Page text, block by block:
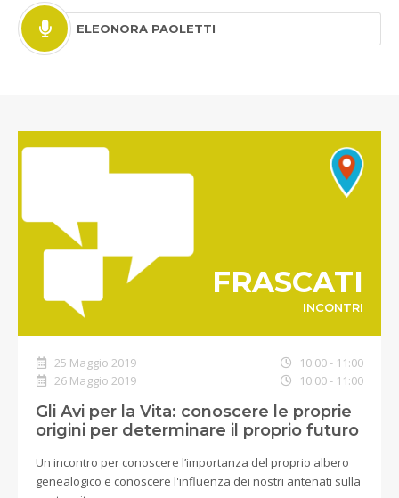
ELEONORA PAOLETTI
FRASCATI
INCONTRI
25 Maggio 2019
10:00 - 11:00
26 Maggio 2019
10:00 - 11:00
Gli Avi per la Vita: conoscere le proprie
origini per determinare il proprio futuro
Un incontro per conoscere l’importanza del proprio albero
genealogico e conoscere l'influenza dei nostri antenati sulla